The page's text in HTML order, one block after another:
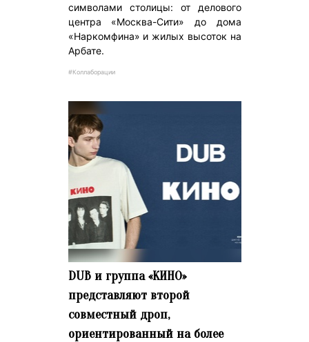
символами столицы: от делового
центра «Москва-Сити» до дома
«Наркомфина» и жилых высоток на
Арбате.
#Коллаборации
DUB и группа «КИНО»
представляют второй
совместный дроп,
ориентированный на более